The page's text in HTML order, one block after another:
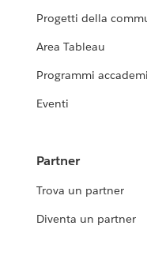
Progetti della
Area Tableau
Programmi
Eventi
Partner
Trova un partner
Diventa un partner